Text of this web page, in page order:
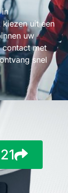
in
uit een
uw
contact met
snel